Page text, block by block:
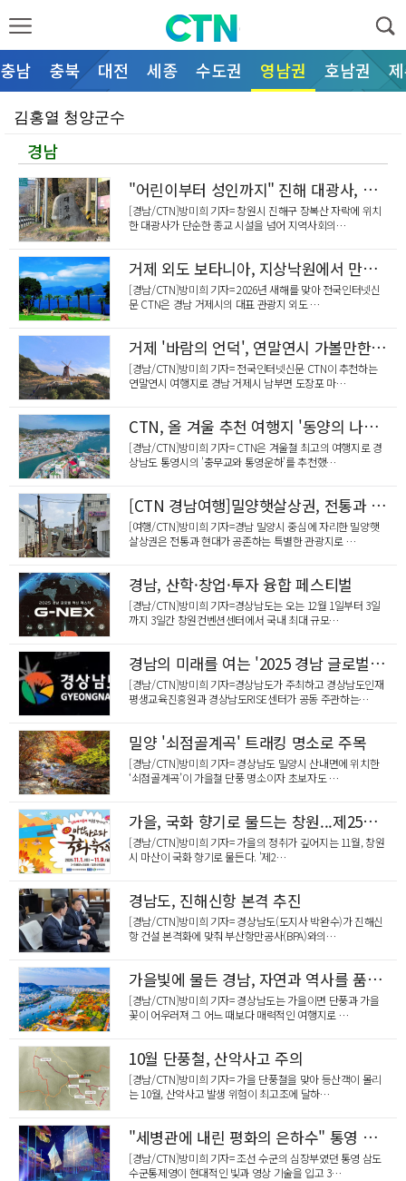
충남 충북 대전 세종 수도권 영남권 호남권
김홍열 청양군수
서산 황금산 갯바위 고립 사고, '3축 삼각 대응' 6…
홍성소방서, 의용소방대 강의경연대회 출전 대비 시연회
서산시, 신청사 부지 정비 시작… 지장물 해체 작업 돌…
서산시, 기업 투자 유치 총력전… 산업위기 선제대응 지…
[인사]충남도
2027 충청 유니버시아드대회 조직위, FISU 회원국…
당진시, 시민·기업 불합리한 규제 발굴에 나선다
청양군, 폭염 속 현장 근로자에 '쿨용품' 긴급 지원
경남
"어린이부터 성인까지" 진해 대광사, 유치원·불교대학 운영하며 포교 앞장
[경남/CTN]방미희 기자= 창원시 진해구 장복산 자락에 위치
한 대광사가 단순한 종교 시설을 넘어 지역사회의…
거제 외도 보타니아, 지상낙원에서 만나는 한류와 자연의 향연
[경남/CTN]방미희 기자= 2026년 새해를 맞아 전국인터넷신
문 CTN은 경남 거제시의 대표 관광지 외도 …
거제 '바람의 언덕', 연말연시 가볼만한 여행지
[경남/CTN]방미희 기자= 전국인터넷신문 CTN이 추천하는
연말연시 여행지로 경남 거제시 남부면 도장포 마…
CTN, 올 겨울 추천 여행지 '동양의 나폴리' 충무교와 통영운하
[경남/CTN]방미희 기자= CTN은 겨울철 최고의 여행지로 경
상남도 통영시의 '충무교와 통영운하'를 추천했…
[CTN 경남여행]밀양햇살상권, 전통과 현대가 어우러진 문화·관광
[여행/CTN]방미희 기자=경남 밀양시 중심에 자리한 밀양햇
살상권은 전통과 현대가 공존하는 특별한 관광지로 …
경남, 산학·창업·투자 융합 페스티벌
[경남/CTN]방미희 기자=경상남도는 오는 12월 1일부터 3일
까지 3일간 창원컨벤션센터에서 국내 최대 규모…
경남의 미래를 여는 '2025 경남 글로벌 혁신 페스타(G-NEX)'
[경남/CTN]방미희 기자=경상남도가 주최하고 경상남도인재
평생교육진흥원과 경상남도RISE센터가 공동 주관하는…
밀양 '쇠점골계곡' 트래킹 명소로 주목
[경남/CTN]방미희 기자= 경상남도 밀양시 산내면에 위치한
‘쇠점골계곡’이 가을철 단풍 명소이자 초보자도 …
가을, 국화 향기로 물드는 창원...제25회 마산가고파국화축제
[경남/CTN]방미희 기자= 가을의 정취가 깊어지는 11월, 창원
시 마산이 국화 향기로 물든다. '제2…
경남도, 진해신항 본격 추진
[경남/CTN]방미희 기자= 경상남도(도지사 박완수)가 진해신
항 건설 본격화에 맞춰 부산항만공사(BPA)와의…
가을빛에 물든 경남, 자연과 역사를 품은 특별한 여행지
[경남/CTN]방미희 기자= 경상남도는 가을이면 단풍과 가을
꽃이 어우러져 그 어느 때보다 매력적인 여행지로 …
10월 단풍철, 산악사고 주의
[경남/CTN]방미희 기자= 가을 단풍철을 맞아 등산객이 몰리
는 10월, 산악사고 발생 위험이 최고조에 달하…
"세병관에 내린 평화의 은하수" 통영 삼도수군통제영, 한 달간 미디어아트 축제
[경남/CTN]방미희 기자= 조선 수군의 심장부였던 통영 삼도
수군통제영이 현대적인 빛과 영상 기술을 입고 3…